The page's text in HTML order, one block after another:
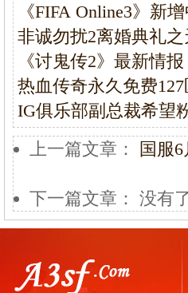
《FIFA Online3》新
非诚勿扰2离婚典礼
《讨鬼传2》最新情
热血传奇永久免费127
IG俱乐部副总裁希望
上一篇文章：
国服
下一篇文章： 没有